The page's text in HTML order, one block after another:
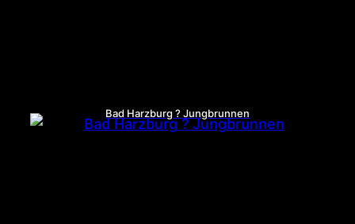
Bad Harzburg ? Jungbrunnen